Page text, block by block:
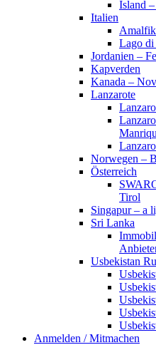
Island
Italien
Lago di
Jordanien –
Kapverden
Kanada –
Lanzarote
Norwegen –
Österreich
Tirol
Singapur – a
Sri Lanka
Usbekistan
Anmelden / Mitmachen